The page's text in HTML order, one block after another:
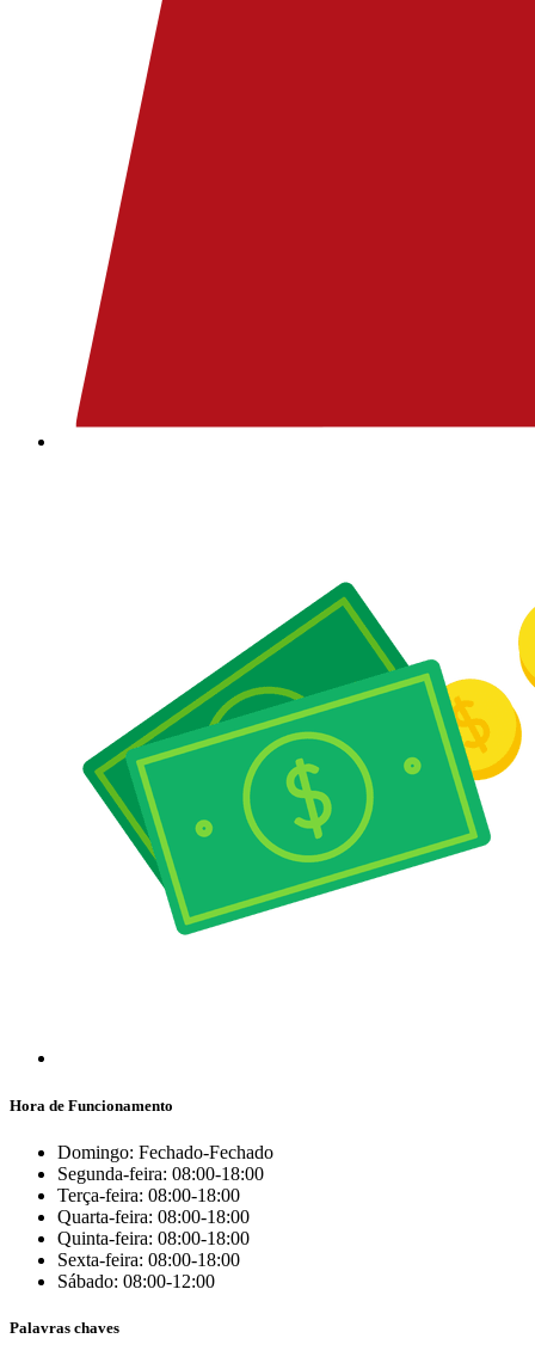
Hora de Funcionamento
Domingo: Fechado-Fechado
Segunda-feira: 08:00-18:00
Terça-feira: 08:00-18:00
Quarta-feira: 08:00-18:00
Quinta-feira: 08:00-18:00
Sexta-feira: 08:00-18:00
Sábado: 08:00-12:00
Palavras chaves